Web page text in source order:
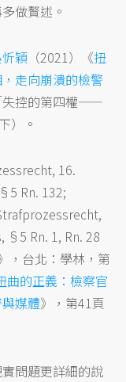
做贅述。
穎 （2021）《扭
走向崩潰的檢警
失控的第四權——
）。
16.
Rn. 132;
§5 Rn. 1, Rn. 28
，台北：學林，第
曲的正義：檢察官
媒體》，第41頁
問題更詳細的說